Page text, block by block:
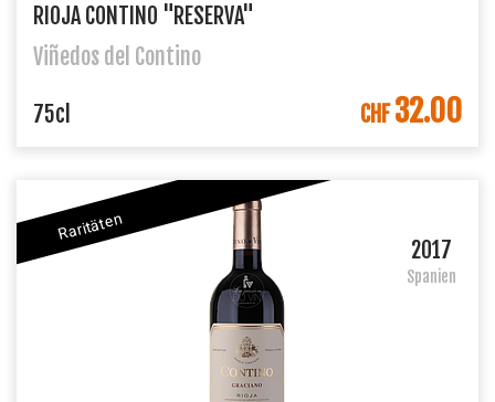
RIOJA CONTINO "RESERVA"
Viñedos del Contino
IN DEN WARENKORB
75cl CHF32.00
Raritäten
2017
Spanien